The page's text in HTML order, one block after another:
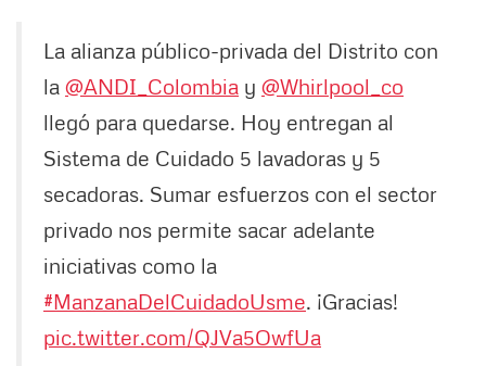
La alianza público-privada del Distrito con
la @ANDI_Colombia y @Whirlpool_co
llegó para quedarse. Hoy entregan al
Sistema de Cuidado 5 lavadoras y 5
secadoras. Sumar esfuerzos con el sector
privado nos permite sacar adelante
iniciativas como la
#ManzanaDelCuidadoUsme. ¡Gracias!
pic.twitter.com/QJVa5OwfUa